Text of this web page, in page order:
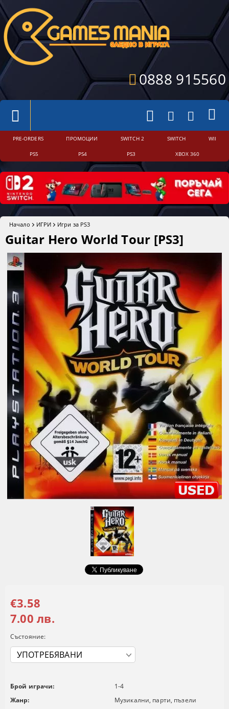
0888 915560
PRE-ORDERS ПРОМОЦИИ SWITCH 2 SWITCH WII
PS5 PS4 PS3 XBOX 360
Начало ИГРИ Игри за PS3
Guitar Hero World Tour [PS3]
€3.58
7.00 лв.
Състояние:
Брой играчи:
1-4
Жанр:
Музикални, парти, пъзели